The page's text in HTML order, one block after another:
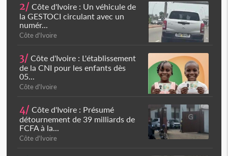
2/ Côte d'Ivoire : Un véhicule de
la GESTOCI circulant avec un
numér...
Côte d'Ivoire
3/ Côte d'Ivoire : L'établissement
de la CNI pour les enfants dès
05...
Côte d'Ivoire
4/ Côte d'Ivoire : Présumé
détournement de 39 milliards de
FCFA à la...
Côte d'Ivoire